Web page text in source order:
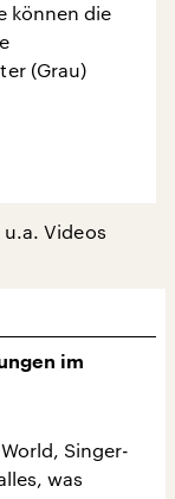
können die
(Grau)
Videos
im
Singer-
was